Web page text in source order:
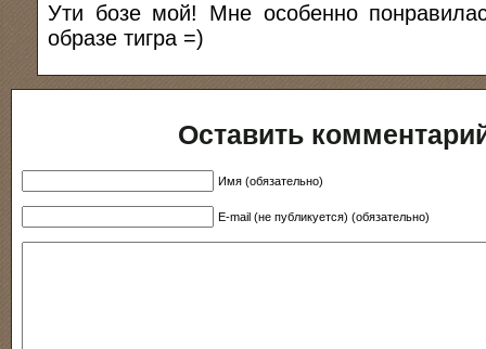
Ути бозе мой! Мне особенно
образе тигра =)
Оставить
Имя (обязательно)
E-mail (не публикуется) (обязательно)